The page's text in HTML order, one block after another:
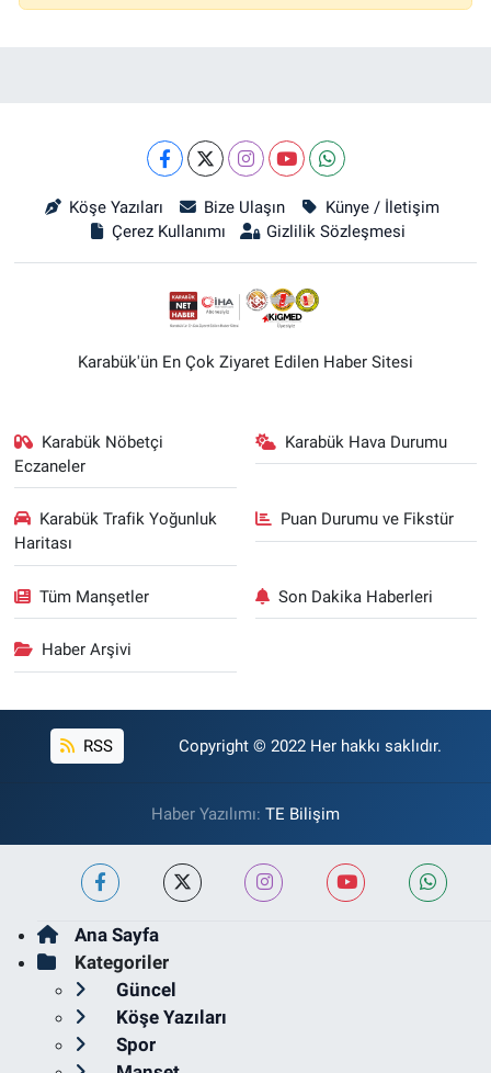
Köşe Yazıları Bize Ulaşın
Künye / İletişim
Çerez Kullanımı
Gizlilik Sözleşmesi
Karabük'ün En Çok Ziyaret Edilen Haber Sitesi
Karabük Nöbetçi
Eczaneler
Karabük Hava Durumu
Karabük Trafik Yoğunluk
Haritası
Puan Durumu ve Fikstür
Tüm Manşetler Son Dakika Haberleri
Haber Arşivi
RSS Copyright © 2022 Her hakkı saklıdır.
Haber Yazılımı: TE Bilişim
Ana Sayfa
Kategoriler
Güncel
Köşe Yazıları
Spor